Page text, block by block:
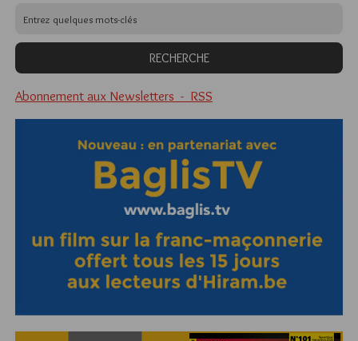
Abonnement aux Newsletters - RSS